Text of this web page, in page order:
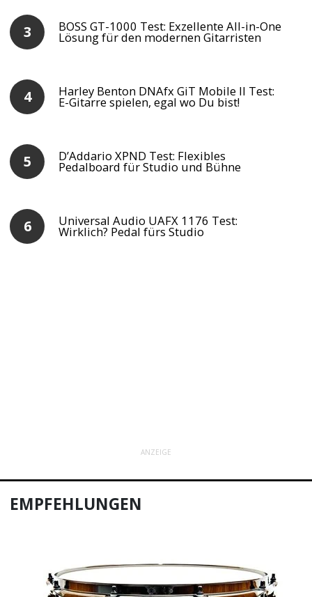
BOSS GT-1000 Test: Exzellente All-in-One
Lösung für den modernen Gitarristen
Harley Benton DNAfx GiT Mobile II Test:
E-Gitarre spielen, egal wo Du bist!
D’Addario XPND Test: Flexibles
Pedalboard für Studio und Bühne
Universal Audio UAFX 1176 Test:
Wirklich? Pedal fürs Studio
ANZEIGE
EMPFEHLUNGEN